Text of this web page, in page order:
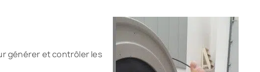
générer et contrôler les